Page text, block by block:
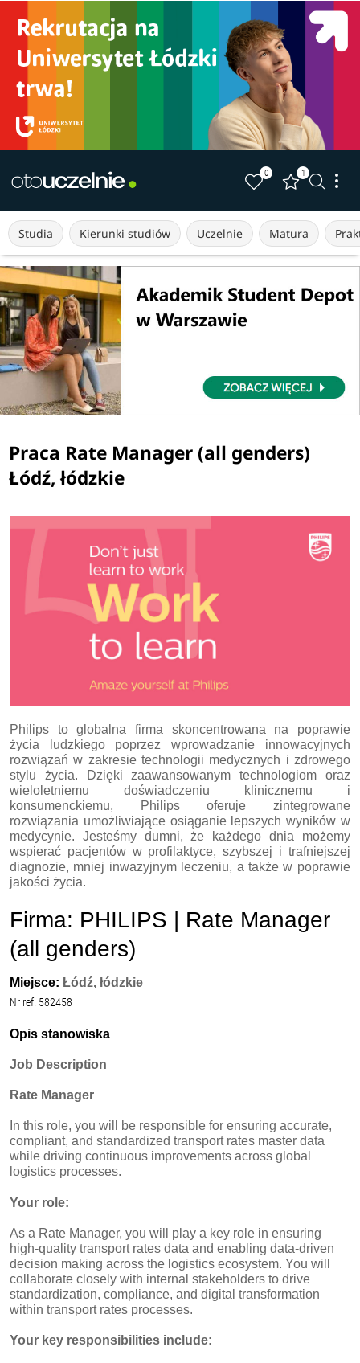
0 1
Studia Kierunki studiów Uczelnie Matura
Praca Rate Manager (all genders)
Łódź, łódzkie
Philips to globalna firma skoncentrowana na poprawie
życia ludzkiego poprzez wprowadzanie innowacyjnych
rozwiązań w zakresie technologii medycznych i zdrowego
stylu życia. Dzięki zaawansowanym technologiom oraz
wieloletniemu doświadczeniu klinicznemu i
konsumenckiemu, Philips oferuje zintegrowane
rozwiązania umożliwiające osiąganie lepszych wyników w
medycynie. Jesteśmy dumni, że każdego dnia możemy
wspierać pacjentów w profilaktyce, szybszej i trafniejszej
diagnozie, mniej inwazyjnym leczeniu, a także w poprawie
jakości życia.
Firma: PHILIPS | Rate Manager
(all genders)
Miejsce:Łódź, łódzkie
Nr ref. 582458
Opis stanowiska
Job Description
Rate Manager
In this role, you will be responsible for ensuring accurate,
compliant, and standardized transport rates master data
while driving continuous improvements across global
logistics processes.
Your role:
As a Rate Manager, you will play a key role in ensuring
high‑quality transport rates data and enabling data‑driven
decision making across the logistics ecosystem. You will
collaborate closely with internal stakeholders to drive
standardization, compliance, and digital transformation
within transport rates processes.
Your key responsibilities include: